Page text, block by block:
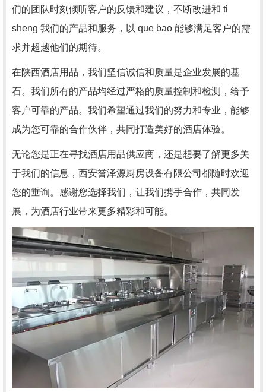
们的团队时刻倾听客户的反馈和建议，不断改进和 ti
sheng 我们的产品和服务，以 que bao 能够满足客户的需
求并超越他们的期待。
在陕西酒店用品，我们坚信诚信和质量是企业发展的基
石。我们所有的产品均经过严格的质量控制和检测，给予
客户可靠的产品。我们希望通过我们的努力和专业，能够
成为您可靠的合作伙伴，共同打造美好的酒店体验。
无论您是正在寻找酒店用品供应商，还是想要了解更多关
于我们的信息，西安誉泽源厨房设备有限公司都随时欢迎
您的垂询。感谢您选择我们，让我们携手合作，共同发
展，为酒店行业带来更多精彩和可能。